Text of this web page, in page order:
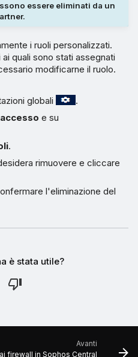
Português
essere eliminati da un
i ruoli personalizzati.
quali sono stati assegnati
modificarne il ruolo.
globali
.
e su
.
rimuovere e cliccare
l'eliminazione del
è stata utile?
Avanti
firewall in Sophos Central